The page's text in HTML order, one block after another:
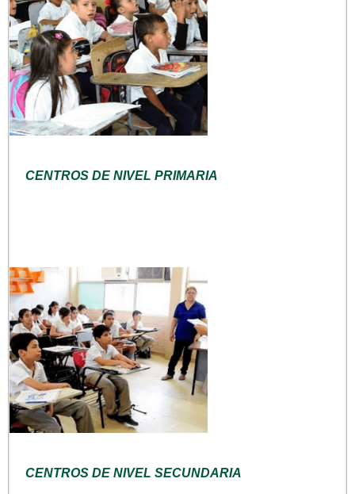
CENTROS DE NIVEL PRIMARIA
CENTROS DE NIVEL SECUNDARIA